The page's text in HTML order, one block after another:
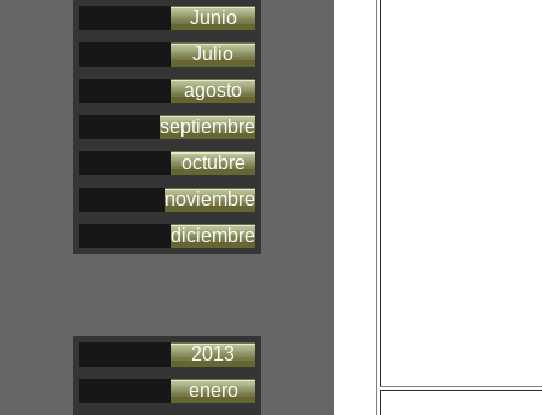
Junio
Julio
agosto
septiembre
octubre
noviembre
diciembre
2013
enero